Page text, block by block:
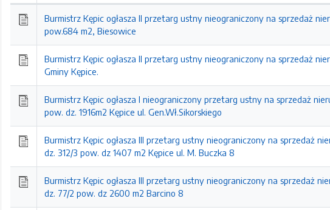
Burmistrz Kępic ogłasza II przetarg ustny nieograniczony na sprzedaż
pow.684 m2, Biesowice
Burmistrz Kępic ogłasza II przetarg ustny nieograniczony na sprzedaż
Gminy Kępice.
Burmistrz Kępic ogłasza I nieograniczony przetarg ustny na sprzedaż
pow. dz. 1916m2 Kępice ul. Gen.Wł.Sikorskiego
Burmistrz Kępic ogłasza III przetarg ustny nieograniczony na sprzedaż
dz. 312/3 pow. dz 1407 m2 Kępice ul. M. Buczka 8
Burmistrz Kępic ogłasza III przetarg ustny nieograniczony na sprzedaż
dz. 77/2 pow. dz 2600 m2 Barcino 8